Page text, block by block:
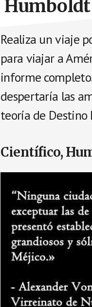
Humboldt
Realiza un viaje
para viajar a
informe
despertaría las
teoría de
Científico,